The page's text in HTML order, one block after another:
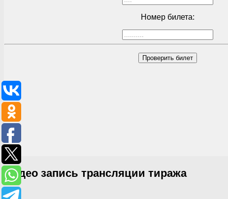
Номер билета:
Проверить билет
Видео запись трансляции тиража